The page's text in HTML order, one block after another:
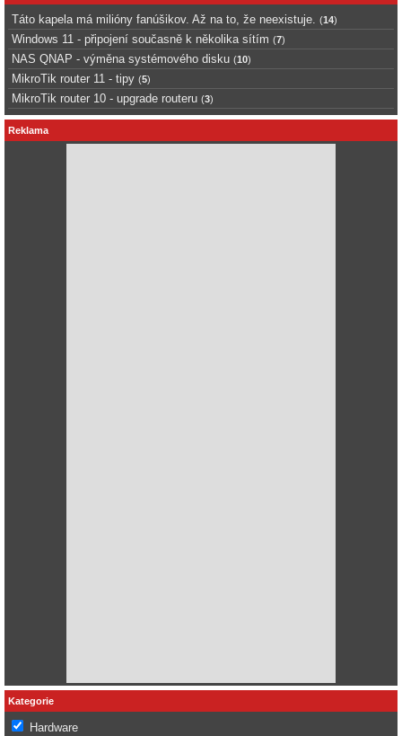
Táto kapela má milióny fanúšikov. Až na to, že neexistuje. (14)
Windows 11 - připojení současně k několika sítím (7)
NAS QNAP - výměna systémového disku (10)
MikroTik router 11 - tipy (5)
MikroTik router 10 - upgrade routeru (3)
Reklama
Kategorie
Hardware